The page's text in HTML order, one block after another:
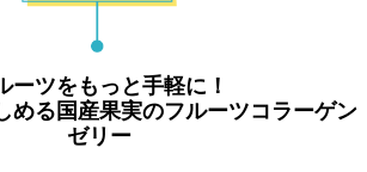
ーツをもっと手軽に！
める国産果実のフルーツコラーゲン
ゼリー